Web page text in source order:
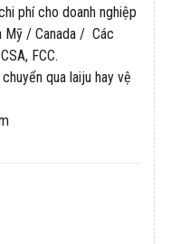
phí cho doanh nghiệp
Mỹ / Canada / Các
FCC.
qua laiju hay vệ